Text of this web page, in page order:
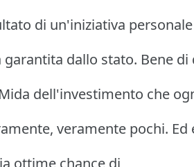
di un'iniziativa
dallo stato. Bene di
dell'investimento che
veramente pochi. Ed
ottime chance di